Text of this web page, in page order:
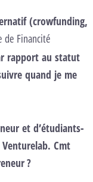
(crowfunding,
de Financité
rapport au statut
quand je me
et d’étudiants-
Venturelab. Cmt
?